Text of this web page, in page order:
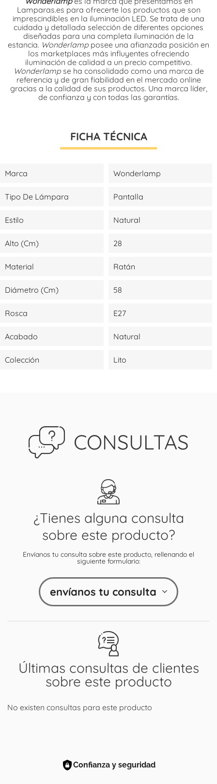
Lamparas.es para ofrecerte los productos que son
imprescindibles en la iluminación LED. Se trata de una
cuidada y detallada selección de diferentes opciones
diseñadas para una completa iluminación de la
estancia. Wonderlamp posee una afianzada posición en
los marketplaces más influyentes ofreciendo
iluminación de calidad a un precio competitivo.
Wonderlampse ha consolidado como una marca de
referencia y de gran fiabilidad en el mercado online
gracias a la calidad de sus productos. Una marca líder,
de confianza y con todas las garantías.
FICHA TÉCNICA
Marca Wonderlamp
Tipo De Lámpara Pantalla
Estilo Natural
Alto (cm) 28
Material Ratán
Diámetro (cm) 58
Rosca E27
Acabado Natural
Colección Lito
CONSULTAS
Últimas consultas de clientes
sobre este producto
No existen consultas para este producto
¿Tienes alguna consulta
sobre este producto?
Envíanos tu consulta sobre este producto, rellenando el
siguiente formulario:
envíanos tu consulta
Confianza y seguridad